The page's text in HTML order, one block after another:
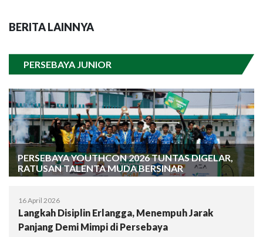
BERITA LAINNYA
PERSEBAYA JUNIOR
PERSEBAYA YOUTHCON 2026 TUNTAS DIGELAR,
RATUSAN TALENTA MUDA BERSINAR
16 April 2026
Langkah Disiplin Erlangga, Menempuh Jarak
Panjang Demi Mimpi di Persebaya